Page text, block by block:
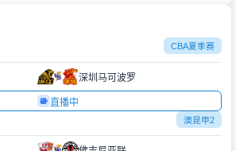
CBA夏季赛
深圳马可波罗
直播中
澳昆甲2